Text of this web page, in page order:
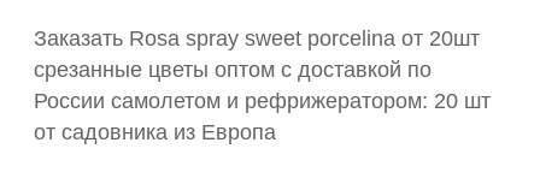
Заказать Rosa spray sweet porcelina от 20шт
срезанные цветы оптом с доставкой по
России самолетом и рефрижератором: 20 шт
от садовника из Европа